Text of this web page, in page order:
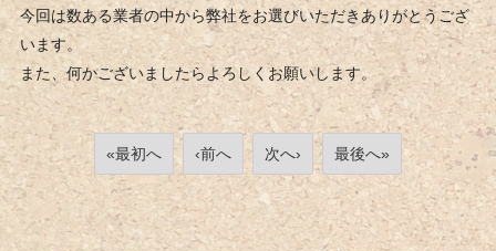
今回は数ある業者の中から弊社をお選びいただきありがとうござ
います。
また、何かございましたらよろしくお願いします。
«最初へ ‹前へ 次へ› 最後へ»